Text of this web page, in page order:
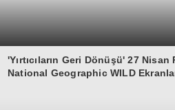
'Yırtıcıların Geri Dönüşü' 27
National Geographic WILD